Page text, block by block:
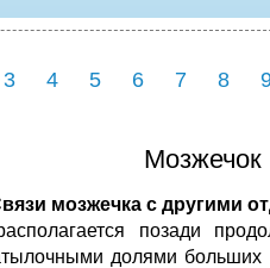
3 4 5 6 7 8
Мозжечок
мозжечка с другими
позади
долями